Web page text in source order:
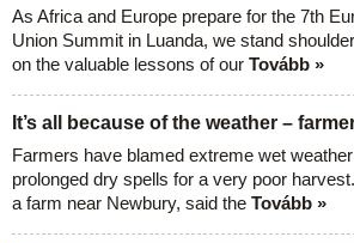
As Africa and Europe prepare for the 7th
Union Summit in Luanda, we stand
on the valuable lessons of our Tovább »
It’s all because of the weather –
Farmers have blamed extreme wet
prolonged dry spells for a very poor
a farm near Newbury, said the Tovább »